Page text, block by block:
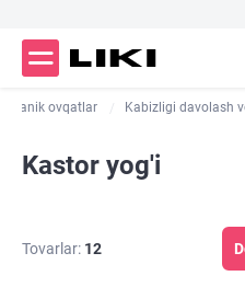
ovqatlar Kabizligi davolash
Kastor yog'i
Tovarlar: 12